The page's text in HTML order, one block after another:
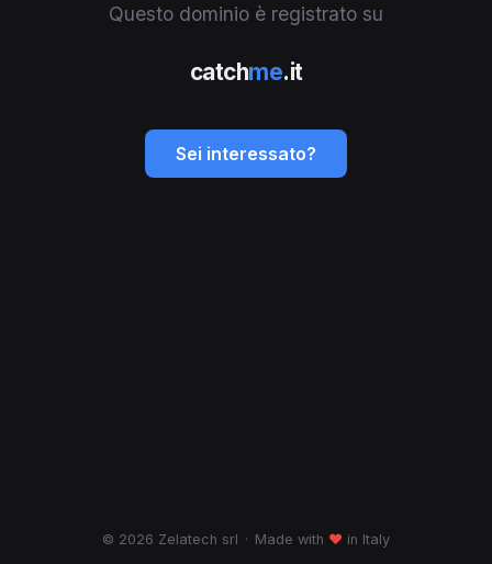
Questo dominio è registrato su
catchme.it
Sei interessato?
© 2026 Zelatech srl · Made with ♥ in Italy